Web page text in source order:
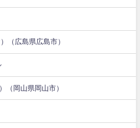
（広島県広島市）
（岡山県岡山市）